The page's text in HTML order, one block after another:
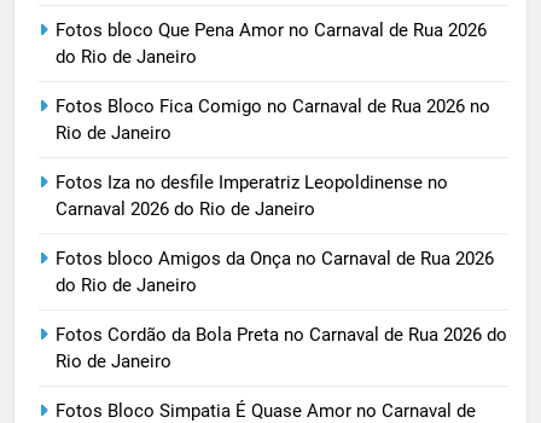
Fotos bloco Que Pena Amor no Carnaval de Rua 2026
do Rio de Janeiro
Fotos Bloco Fica Comigo no Carnaval de Rua 2026 no
Rio de Janeiro
Fotos Iza no desfile Imperatriz Leopoldinense no
Carnaval 2026 do Rio de Janeiro
Fotos bloco Amigos da Onça no Carnaval de Rua 2026
do Rio de Janeiro
Fotos Cordão da Bola Preta no Carnaval de Rua 2026 do
Rio de Janeiro
Fotos Bloco Simpatia É Quase Amor no Carnaval de